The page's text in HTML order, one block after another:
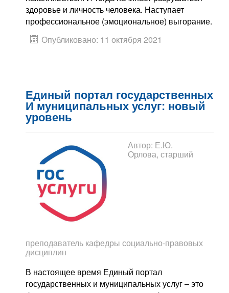
здоровье и личность человека. Наступает
профессиональное (эмоциональное) выгорание.
Опубликовано: 11 октября 2021
Единый портал государственных
И муниципальных услуг: новый
уровень
Автор: Е.Ю.
Орлова, старший
преподаватель кафедры социально-правовых
дисциплин
В настоящее время Единый портал
государственных и муниципальных услуг – это